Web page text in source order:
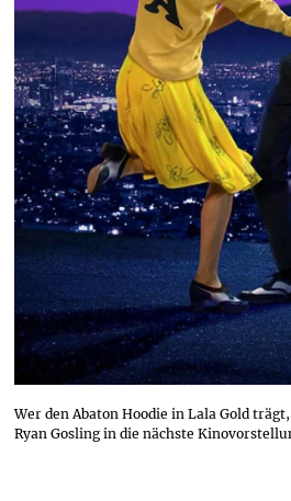
Wer den Abaton Hoodie in Lala Gold
Ryan Gosling in die nächste